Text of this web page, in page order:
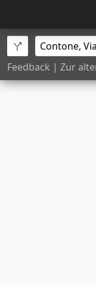
Feedback | Zur